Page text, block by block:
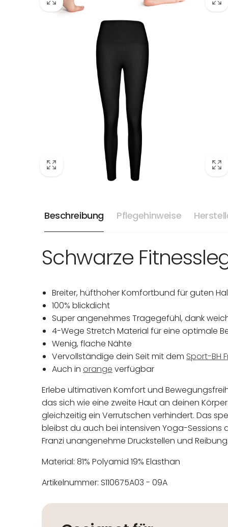
Beschreibung Pflegehinweise
Schwarze
Breiter, hüfthoher Komfortbund für guten
100% blickdicht
Super angenehmes Tragegefühl, dank
4-Wege Stretch Material für eine optimale
Wenig, flache Nähte
Vervollständige dein Seit mit dem Sport-BH
Auch in orange verfügbar
Erlebe ultimativen Komfort und
das sich wie eine zweite Haut an deinen
gleichzeitig ein Verrutschen verhindert. Das
bleibst du auch bei intensiven Yoga-Sessions
Franzi unangenehme Druckstellen und
Material: 81% Polyamid 19% Elasthan
Artikelnummer: S110675A03 - 09A
Maschinenwäsche bis 30°C
In der EU